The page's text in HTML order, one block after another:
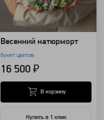
Весенний натюрморт
букет цветов
16 500 ₽
Купить в 1 клик
В корзину